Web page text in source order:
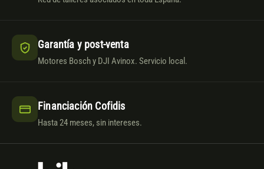
Garantía y post-venta
Motores Bosch y DJI Avinox. Servicio local.
Financiación Cofidis
Hasta 24 meses, sin intereses.